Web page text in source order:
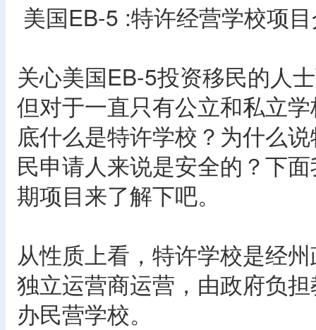
美国EB-5 :特许经营学校项
关心美国EB-5投资移民的人
但对于一直只有公立和私立
底什么是特许学校？为什么
民申请人来说是安全的？下
期项目来了解下吧。
从性质上看，特许学校是经
独立运营商运营，由政府负
办民营学校。